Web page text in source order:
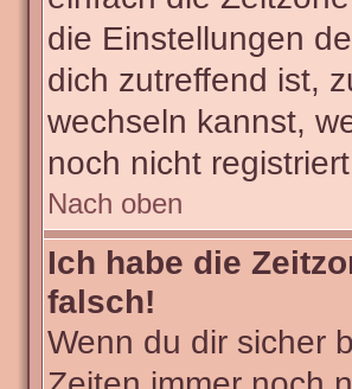
die Einstellungen
dich zutreffend ist,
wechseln kannst,
noch nicht
Nach oben
Ich habe die
falsch!
Wenn du dir sicher